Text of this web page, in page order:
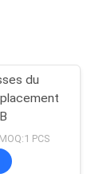
du
PCS